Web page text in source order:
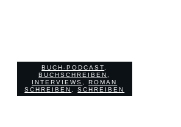
BUCH-PODCAST
BUCHSCHREIBEN
INTERVIEWS
,ROMAN
SCHREIBEN
,SCHREIBEN